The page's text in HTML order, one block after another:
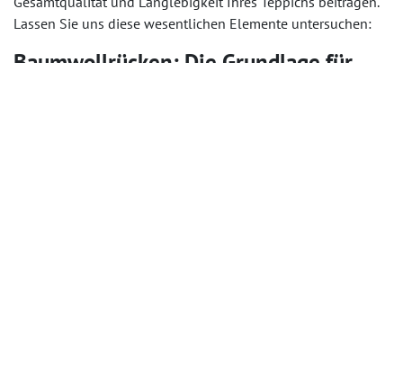
Lassen Sie uns diese wesentlichen Elemente untersuchen:
Baumwollrücken: Die Grundlage für